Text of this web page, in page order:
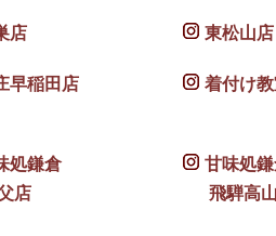
店 東松山店
早稲田店 着付け
処鎌倉
店
甘味処
飛騨高